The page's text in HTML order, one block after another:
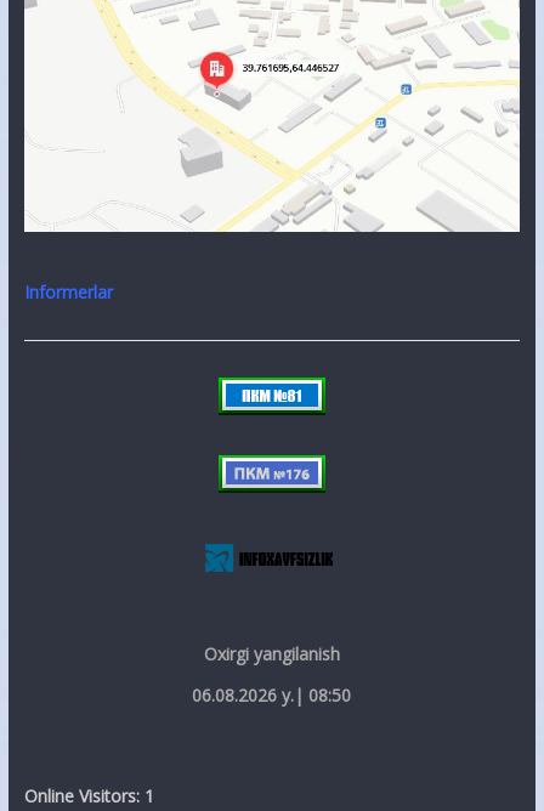
Informerlar
Oxirgi yangilanish
06.08.2026 y.| 08:50
Online Visitors: 1